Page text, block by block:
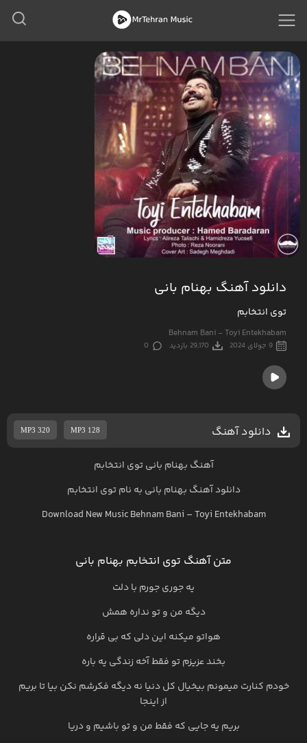
دانلود آهنگ بهنام بانی
توی انتخابم
Behnam Bani - Toyi Entekhabam
9 جولای 2024 29,170 بازدید 0
دانلود آهنگ MP3 320 MP3 128
آهنگ بهنام بانی توی انتخابم
دانلود آهنگ بهنام بانی به نامتوی انتخابم
Download New MusicBehnam Bani –Toyi Entekhabam
متن آهنگ توی انتخابم بهنام بانی
یه جوری جورم با دلت
دیگه من و تو نداره همش
هواتو میکنه این دلی که بی قراره
بخند عزیزم تو فقط آخه زندگی یه باره
خودم کنارت میمونم بیخیال کل دنیا نه دیگه فکرشم نکن بیا تا بریم
از اینجا
بریم یه جایی که فقط من و تو باشیم و دریا